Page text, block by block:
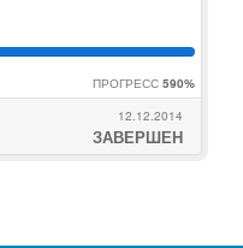
ПРОГРЕСС 590%
12.12.2014
ЗАВЕРШЕН